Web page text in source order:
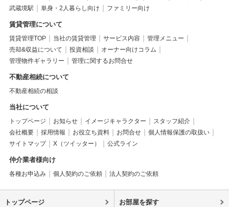
武蔵境駅
単身・2人暮らし向け ファミリー向け
賃貸管理について
賃貸管理TOP 当社の賃貸管理 サービス内容
管理メニュー
売却&収益について
投資相談
オーナー向けコラム
管理物件ギャラリー
管理に関するお問合せ
不動産相続について
不動産相続の相談
当社について
トップページ お知らせ イメージキャラクター
スタッフ紹介
会社概要
採用情報 お役立ち資料 お問合せ
個人情報保護の取扱い
サイトマップ
X（ツイッター） 公式ライン
仲介業者様向け
各種お申込み 個人契約のご依頼 法人契約のご依頼
トップページ お部屋を探す